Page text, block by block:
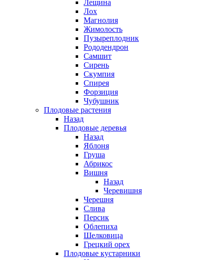
Лещина
Лох
Магнолия
Жимолость
Пузыреплодник
Рододендрон
Самшит
Сирень
Скумпия
Спирея
Форзиция
Чубушник
Плодовые растения
Назад
Плодовые деревья
Назад
Яблоня
Груша
Абрикос
Вишня
Назад
Черевишня
Черешня
Слива
Персик
Облепиха
Шелковица
Грецкий орех
Плодовые кустарники